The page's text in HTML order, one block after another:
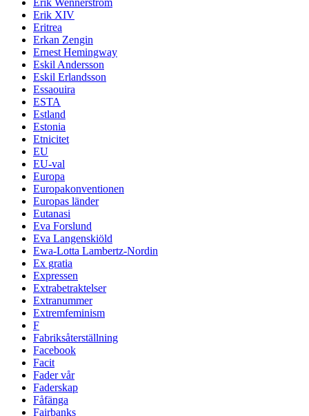
Erik XIV
Eritrea
Erkan Zengin
Ernest Hemingway
Eskil Andersson
Eskil Erlandsson
Essaouira
ESTA
Estland
Estonia
Etnicitet
EU
EU-val
Europa
Europakonventionen
Europas länder
Eutanasi
Eva Forslund
Eva Langenskiöld
Ewa-Lotta Lambertz-Nordin
Ex gratia
Expressen
Extrabetraktelser
Extranummer
Extremfeminism
F
Fabriksåterställning
Facebook
Facit
Fader vår
Faderskap
Fåfänga
Fairbanks